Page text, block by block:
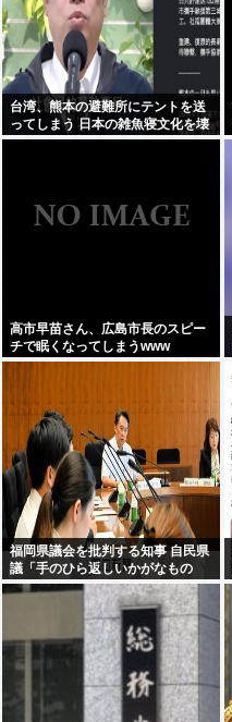
台湾、熊本の避難所にテントを送
ってしまう 日本の雑魚寝文化を壊
すな！
高市早苗さん、広島市長のスピー
チで眠くなってしまうwww
福岡県議会を批判する知事 自民県
議「手のひら返しいかがなもの
か」